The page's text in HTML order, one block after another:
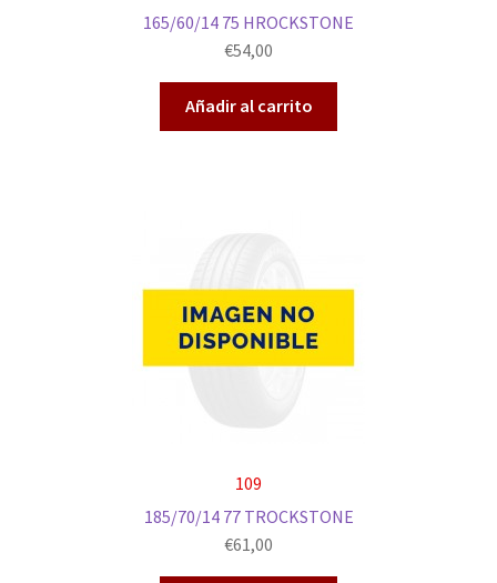
165/60/14 75 HROCKSTONE
€54,00
Añadir al carrito
109
185/70/14 77 TROCKSTONE
€61,00